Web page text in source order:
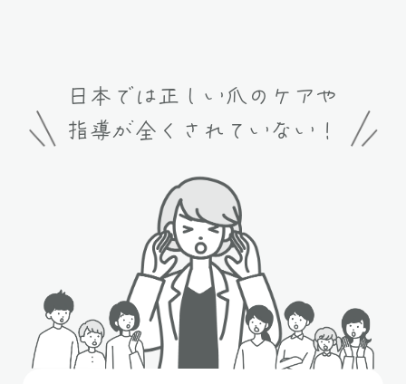
日本では正しい爪のケアや
指導が全くされていない！